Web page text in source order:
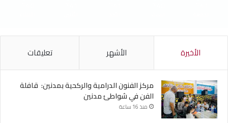
الأخيرة الأشهر تعليقات
مركز الفنون الدرامية والركحية بمدنين: قافلة
الفن في شواطئ مدنين
منذ 16 ساعة